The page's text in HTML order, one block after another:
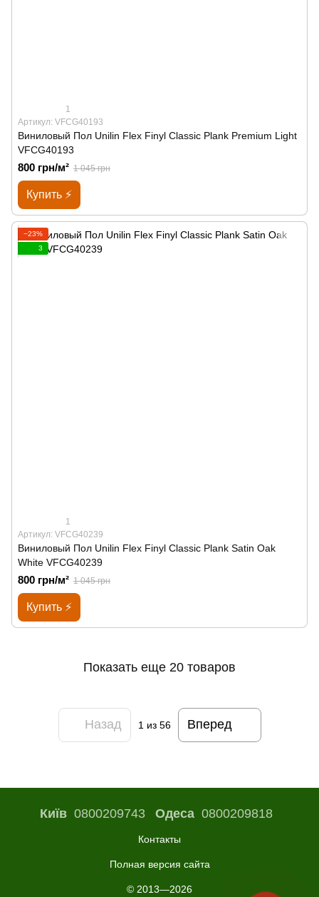
1
Артикул: VFCG40193
Виниловый Пол Unilin Flex Finyl Classic Plank Premium Light
VFCG40193
800 грн/м² 1 045 грн
Купить ⚡
−23%
3
1
Артикул: VFCG40239
Виниловый Пол Unilin Flex Finyl Classic Plank Satin Oak
White VFCG40239
800 грн/м² 1 045 грн
Купить ⚡
Показать еще 20 товаров
Назад 1 из 56 Вперед
Київ0800209743 Одеса0800209818
Контакты
Полная версия сайта
© 2013—2026